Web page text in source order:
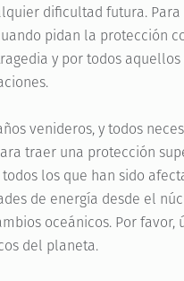
dificultad futura.
pidan la protección
y por todos
venideros, y todos
traer una protección
los que han sido
de energía desde el
oceánicos. Por favor,
del planeta.